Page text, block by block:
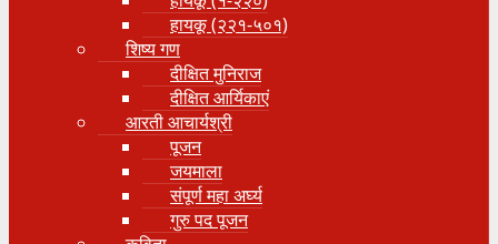
हायकू (२२१-५०१)
शिष्य गण
दीक्षित मुनिराज
दीक्षित आर्यिकाएं
आरती आचार्यश्री
पूजन
जयमाला
संपूर्ण महा अर्घ्य
गुरु पद पूजन